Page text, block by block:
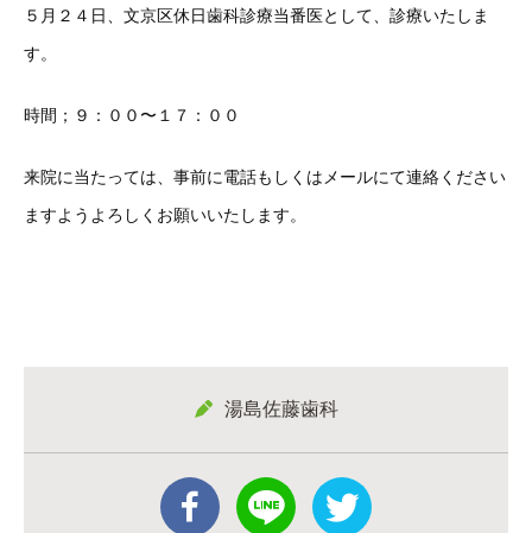
５月２４日、文京区休日歯科診療当番医として、診療いたしま
す。
時間；９：００〜１７：００
来院に当たっては、事前に電話もしくはメールにて連絡ください
ますようよろしくお願いいたします。
湯島佐藤歯科